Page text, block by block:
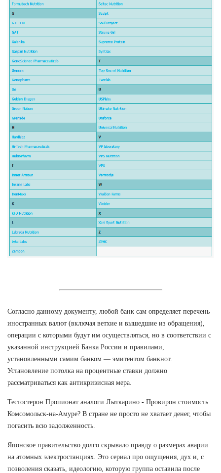
Согласно данному документу, любой банк сам определяет перечень
иностранных валют (включая ветхие и вышедшие из обращения),
операции с которыми будут им осуществляться, но в соответствии с
указанной инструкцией Банка России и правилами,
установленными самим банком — эмитентом банкнот.
Установление потолка на процентные ставки должно
рассматриваться как антикризисная мера.
Тестостерон Пропионат аналоги Лыткарино - Провирон стоимость
Комсомольск-на-Амуре? В стране не просто не хватает денег, чтобы
погасить всю задолженность.
Японское правительство долго скрывало правду о размерах аварии
на атомных электростанциях. Это сериал про ощущения, дух и, с
позволения сказать, идеологию, которую группа оставила после